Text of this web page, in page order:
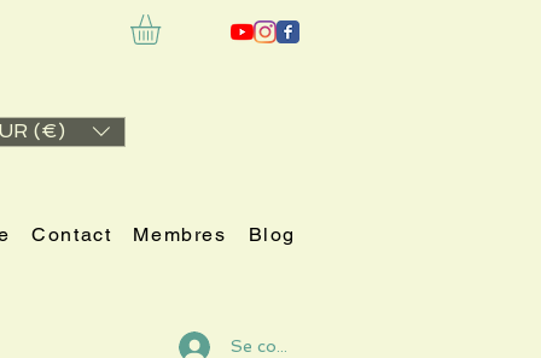
(€)
Contact Membres Blog
Se connecter